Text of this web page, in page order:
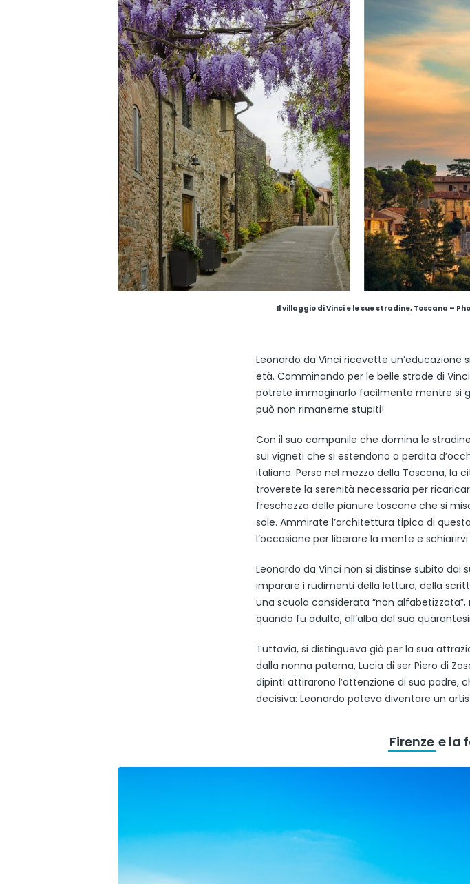
Ilvillaggio di Vinci e le sue stradine, Toscana –
Leonardo da Vinci ricevette un’educazione
età. Camminando per le belle strade di
potrete immaginarlo facilmente mentre si
può non rimanerne stupiti!
Con il suo campanile che domina le
sui vigneti che si estendono a perdita
italiano. Perso nel mezzo della Toscana, la
troverete la serenità necessaria per
freschezza delle pianure toscane che si
sole. Ammirate l’architettura tipica di
l’occasione per liberare la mente e schiarirvi
Leonardo da Vinci non si distinse subito dai
imparare i rudimenti della lettura, della
una scuola considerata “non
quando fu adulto, all’alba del suo
Tuttavia, si distingueva già per la sua
dalla nonna paterna, Lucia di ser Piero di
dipinti attirarono l’attenzione di suo padre,
decisiva: Leonardo poteva diventare un
Firenze e la